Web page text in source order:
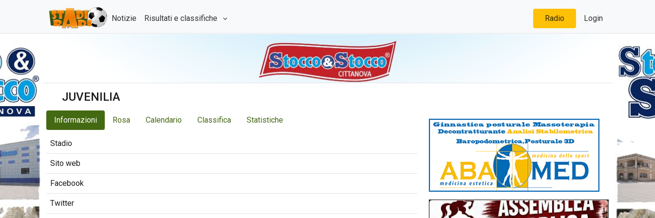
Notizie Risultati e classifiche Radio Login
JUVENILIA
Informazioni Rosa Calendario Classifica Statistiche
Stadio
Sito web
Facebook
Twitter